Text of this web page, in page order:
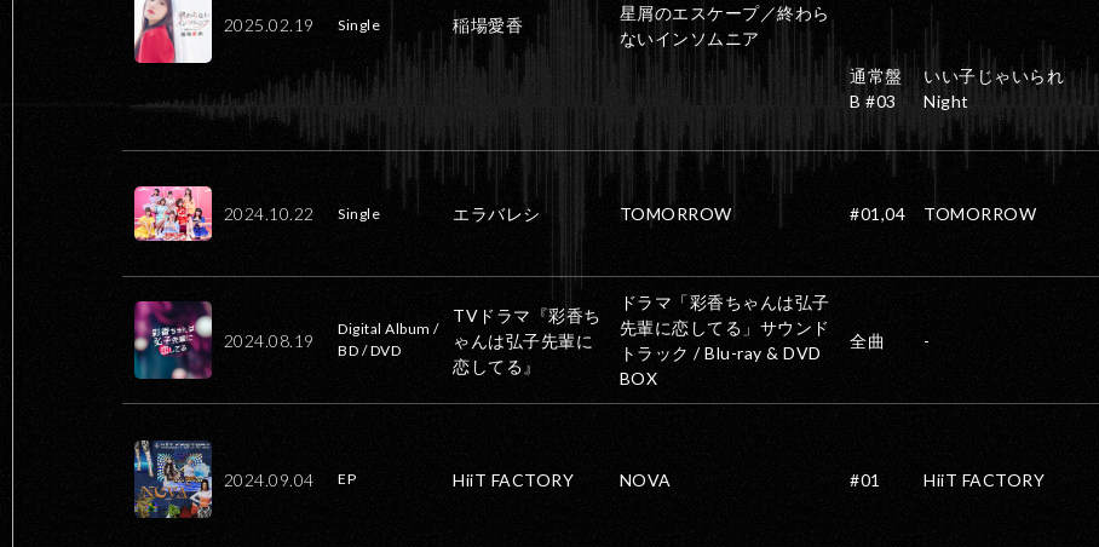
2025.02.19 Single
星屑のエスケープ／終わら
ないインソムニア
稲場愛香
通常盤
B #03
いい子じゃいられ
Night
2024.10.22 Single TOMORROW
エラバレシ #01,04 TOMORROW
2024.08.19
Digital Album /
BD / DVD
ドラマ「彩香ちゃんは弘子
先輩に恋してる」サウンド
トラック / Blu-ray & DVD
BOX
TVドラマ『彩香ち
ゃんは弘子先輩に
恋してる』
全曲 -
2024.09.04 EP NOVA
HiiT FACTORY #01 HiiT FACTORY